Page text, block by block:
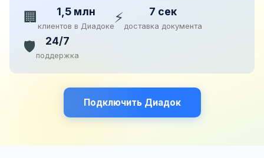
🏢 1,5 млн
клиентов в Диадоке⚡ 7 сек
доставка документа
🛡️ 24/7
поддержка
Подключить Диадок